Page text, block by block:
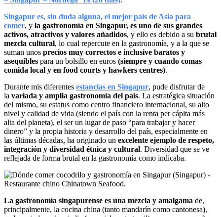
Singapur es, sin duda alguna, el mejor país de Asia para
comer, y la gastronomía en Singapur, es uno de sus grandes
activos, atractivos y valores añadidos, y ello es debido a su brutal
mezcla cultural, lo cual repercute en la gastronomía, y a la que se
suman unos precios muy correctos e inclusive baratos y
asequibles para un bolsillo en euros (siempre y cuando comas
comida local y en food courts y hawkers centres).
Durante mis diferentes estancias en Singapur, pude disfrutar de
la variada y amplia gastronomía del país. La estratégica situación
del mismo, su estatus como centro financiero internacional, su alto
nivel y calidad de vida (siendo el país con la renta per cápita más
alta del planeta), el ser un lugar de paso “para trabajar y hacer
dinero” y la propia historia y desarrollo del país, especialmente en
las últimas décadas, ha originado un excelente ejemplo de respeto,
integración y diversidad étnica y cultural. Diversidad que se ve
reflejada de forma brutal en la gastronomía como indicaba.
La gastronomía singapurense es una mezcla y amalgama de,
principalmente, la cocina china (tanto mandarín como cantonesa),